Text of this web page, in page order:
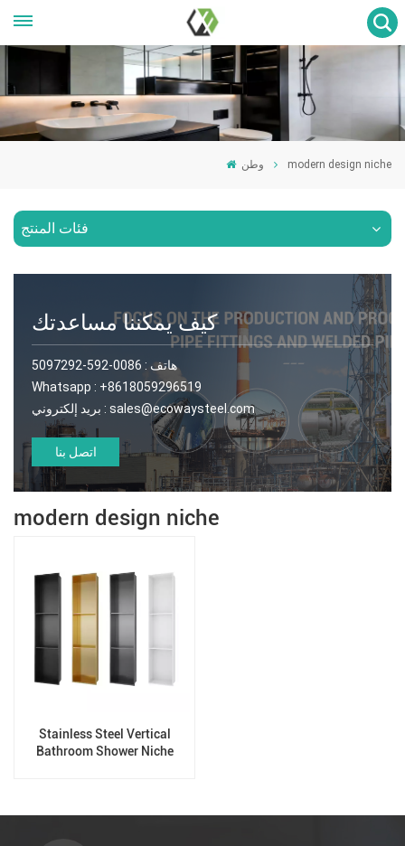
وطن modern design niche
فئات المنتج
كيف يمكننا مساعدتك
هاتف : 0086-592-5097292
Whatsapp : +8618059296519
بريد إلكتروني : sales@ecowaysteel.com
اتصل بنا
modern design niche
Stainless Steel Vertical
Bathroom Shower Niche